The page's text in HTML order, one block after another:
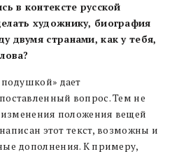
в контексте русской
художнику, биография
двумя странами, как у тебя,
дает
вопрос. Тем не
изменения положения вещей
этот текст, возможны и
дополнения. К примеру,